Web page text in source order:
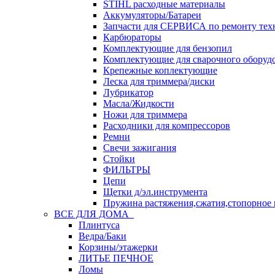
STIHL расходные материалы
Аккумуляторы/Батареи
Запчасти для СЕРВИСА по ремонту
Карбюраторы
Комплектующие для бензопил
Комплектующие для сварочного
Крепежные коплектующие
Леска для триммера/диски
Лубрикатор
Масла/Жидкости
Ножи для триммера
Расходники для компрессоров
Ремни
Свечи зажигания
Стойки
ФИЛЬТРЫ
Цепи
Щетки д/эл.инструмента
Пружина растяжения,сжатия,стопорное
ВСЕ ДЛЯ ДОМА
Плинтуса
Ведра/Баки
Корзины/этажерки
ЛИТЬЕ ПЕЧНОЕ
Ломы